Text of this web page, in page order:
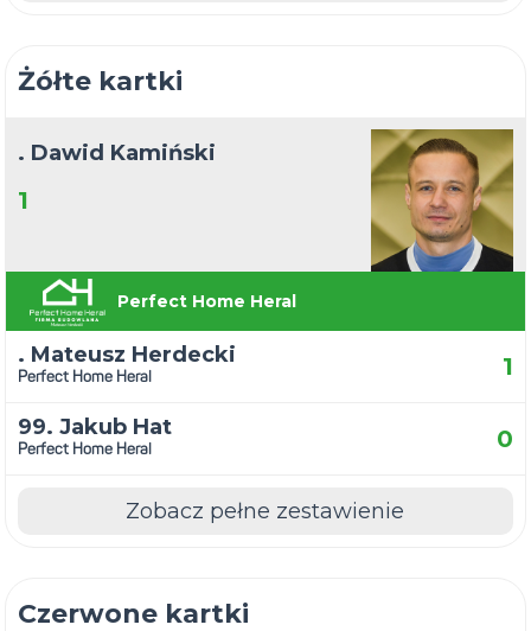
Żółte kartki
. Dawid Kamiński
1
Perfect Home Heral
. Mateusz Herdecki
Perfect Home Heral 1
99. Jakub Hat
Perfect Home Heral 0
Zobacz pełne zestawienie
Czerwone kartki